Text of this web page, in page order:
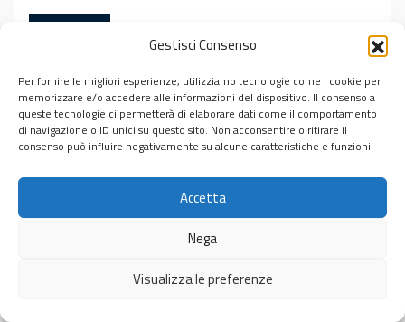
Gestisci Consenso
Per fornire le migliori esperienze, utilizziamo tecnologie come i cookie per
memorizzare e/o accedere alle informazioni del dispositivo. Il consenso a
queste tecnologie ci permetterà di elaborare dati come il comportamento
di navigazione o ID unici su questo sito. Non acconsentire o ritirare il
consenso può influire negativamente su alcune caratteristiche e funzioni.
Accetta
Nega
Visualizza le preferenze
Leggi tutto…
TagDante Alighieri,Divina Commedia,Primo Levi,Simone
Marchesi, Ulisse
Centro Interdipartimentale di Studi Ebraici “Michele